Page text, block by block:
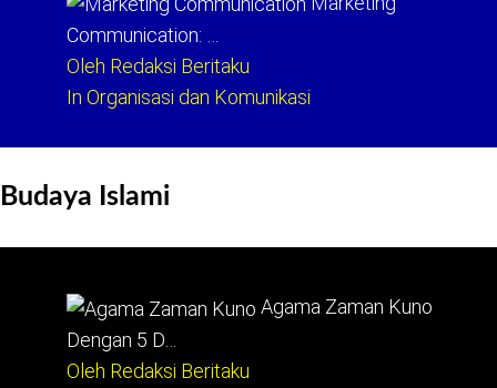
Communication: …
Oleh Redaksi Beritaku
In Organisasi dan Komunikasi
Budaya Islami
Agama Zaman Kuno
Dengan 5 D…
Oleh Redaksi Beritaku